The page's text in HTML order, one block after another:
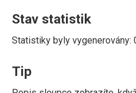
Stav statistik
Statistiky byly vygenerovány:
Tip